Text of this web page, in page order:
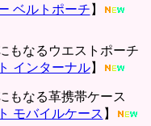
ベルトポーチ 】
もなるウエストポーチ
インターナル】
もなる革携帯ケース
モバイルケース 】